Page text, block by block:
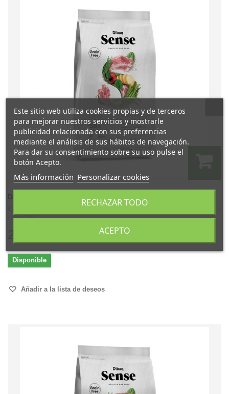
Este sitio web utiliza cookies propias y de terceros
para mejorar nuestros servicios y mostrarle
publicidad relacionada con sus preferencias
mediante el análisis de sus hábitos de navegación.
Para dar su consentimiento sobre su uso pulse el
botón Acepto.
Más información Personalizar cookies
RECHAZAR TODO
ACEPTO
soja y SIN...
Disponible
Añadir a la lista de deseos